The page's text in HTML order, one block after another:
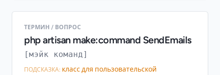
ТЕРМИН / ВОПРОС
php artisan make:command SendEmails
[мэйк команд]
ПОДСКАЗКА: класс для пользовательской